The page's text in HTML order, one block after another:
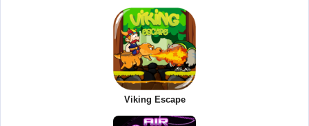
Viking Escape